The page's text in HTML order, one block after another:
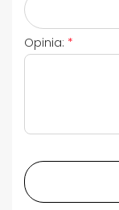
Opinia: